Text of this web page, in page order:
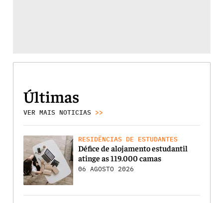
Últimas
VER MAIS NOTICIAS >>
RESIDÊNCIAS DE ESTUDANTES
Défice de alojamento estudantil
atinge as 119.000 camas
06 AGOSTO 2026